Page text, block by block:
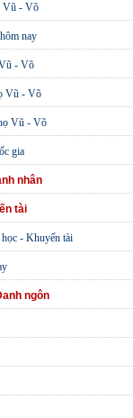
Vũ - Võ
nay
- Võ
Vũ - Võ
Vũ - Võ
gia
nhân
tài
- Khuyến tài
ngôn